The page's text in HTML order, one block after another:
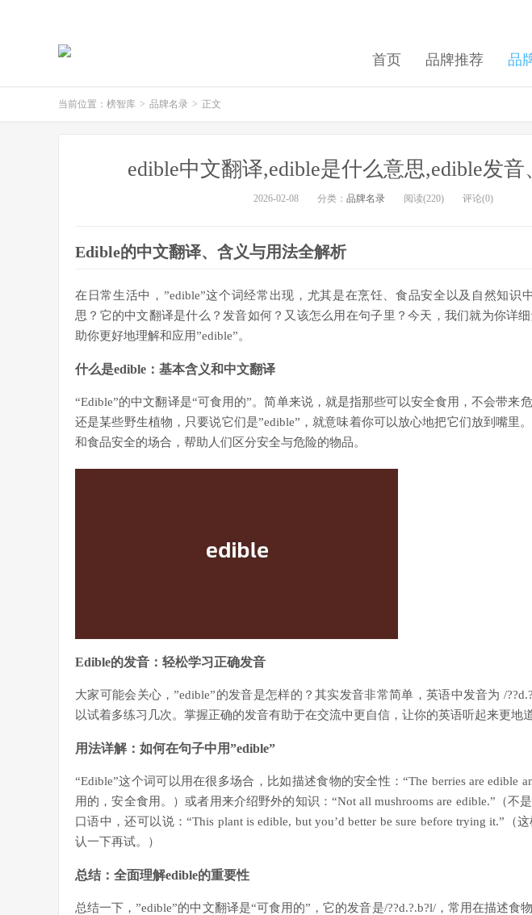
首页 品牌推荐 品
当前位置： 榜智库 > 品牌名录 > 正文
edible中文翻译,edible是什么意思,edible发
2026-02-08 分类： 品牌名录 阅读(220) 评论(0)
Edible的中文翻译、含义与用法全解析
在日常生活中，”edible”这个词经常出现，尤其是在烹饪、食品安全以及自然知识
思？它的中文翻译是什么？发音如何？又该怎么用在句子里？今天，我们就为你详
助你更好地理解和应用”edible”。
什么是edible：基本含义和中文翻译
“Edible”的中文翻译是“可食用的”。简单来说，就是指那些可以安全食用，不会带来
还是某些野生植物，只要说它们是”edible”，就意味着你可以放心地把它们放到嘴里
和食品安全的场合，帮助人们区分安全与危险的物品。
Edible的发音：轻松学习正确发音
大家可能会关心，”edible”的发音是怎样的？其实发音非常简单，英语中发音为 /
以试着多练习几次。掌握正确的发音有助于在交流中更自信，让你的英语听起来更地道
用法详解：如何在句子中用”edible”
“Edible”这个词可以用在很多场合，比如描述食物的安全性：“The berries are edible
用的，安全食用。）或者用来介绍野外的知识：“Not all mushrooms are edible.”（不
口语中，还可以说：“This plant is edible, but you’d better be sure before trying it.”（
认一下再试。）
总结：全面理解edible的重要性
总结一下，”edible”的中文翻译是“可食用的”，它的发音是/??d.?.b?l/，常用在描述食